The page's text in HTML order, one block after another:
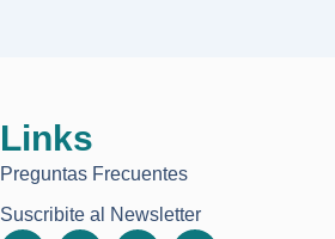
Links
Preguntas Frecuentes
Suscribite al Newsletter